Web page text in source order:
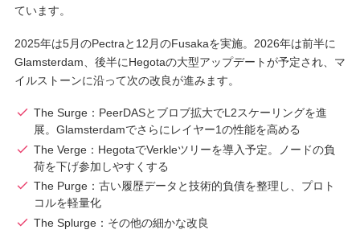
ています。
2025年は5月のPectraと12月のFusakaを実施。2026年は前半に
Glamsterdam、後半にHegotaの大型アップデートが予定され、マ
イルストーンに沿って次の改良が進みます。
The Surge：PeerDASとブロブ拡大でL2スケーリングを進
展。Glamsterdamでさらにレイヤー1の性能を高める
The Verge：HegotaでVerkleツリーを導入予定。ノードの負
荷を下げ参加しやすくする
The Purge：古い履歴データと技術的負債を整理し、プロト
コルを軽量化
The Splurge：その他の細かな改良